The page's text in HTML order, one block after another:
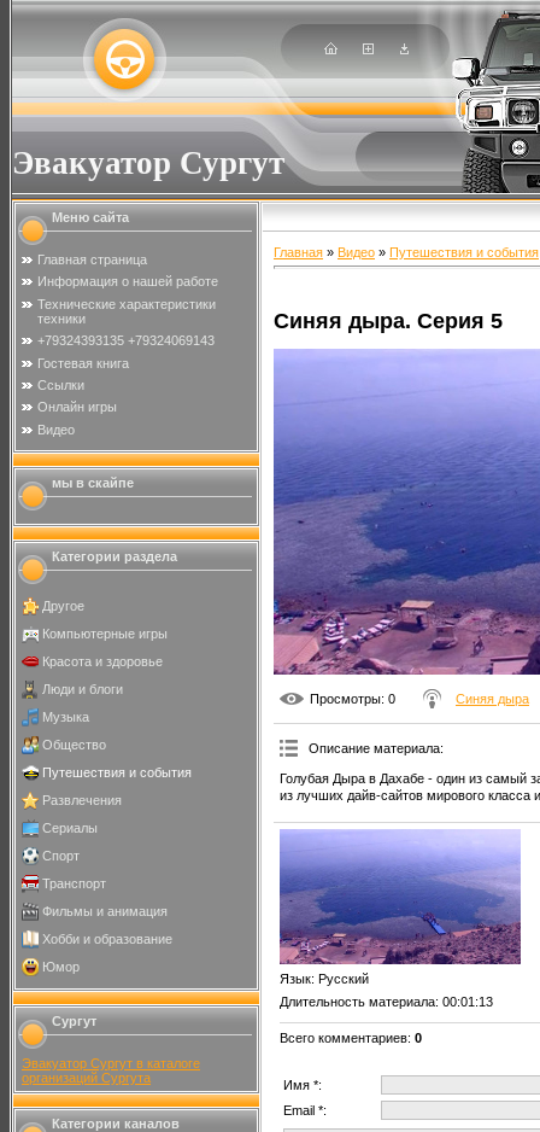
Эвакуатор Сургут
Меню сайта
Главная страница
Информация о нашей работе
Технические характеристики
техники
+79324393135 +79324069143
Гостевая книга
Ссылки
Онлайн игры
Видео
мы в скайпе
Категории раздела
Другое
Компьютерные игры
Красота и здоровье
Люди и блоги
Музыка
Общество
Путешествия и события
Развлечения
Сериалы
Спорт
Транспорт
Фильмы и анимация
Хобби и образование
Юмор
Сургут
Эвакуатор Сургут в каталоге
организаций Сургута
Категории каналов
Главная » Видео » Путешествия и события
Синяя дыра. Серия 5
Просмотры: 0 Синяя дыра
Описание материала:
Голубая Дыра в Дахабе - один из самый
из лучших дайв-сайтов мирового
Язык: Русский
Длительность материала: 00:01:13
Всего комментариев: 0
Имя *:
Email *: